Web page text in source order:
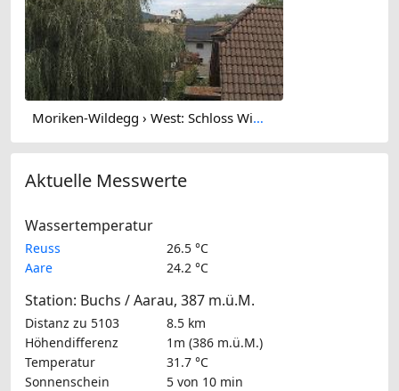
Moriken-Wildegg › West: Schloss Wildegg - Museum Aargau
Aktuelle Messwerte
Wassertemperatur
Reuss
26.5 °C
Aare
24.2 °C
Station: Buchs / Aarau, 387 m.ü.M.
Distanz zu 5103
8.5 km
Höhendifferenz
1m (386 m.ü.M.)
Temperatur
31.7 °C
Sonnenschein
5 von 10 min